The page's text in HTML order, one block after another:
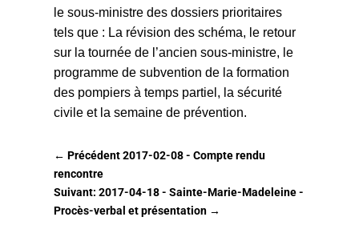
le sous-ministre des dossiers prioritaires
tels que : La révision des schéma, le retour
sur la tournée de l’ancien sous-ministre, le
programme de subvention de la formation
des pompiers à temps partiel, la sécurité
civile et la semaine de prévention.
←Précédent 2017-02-08 - Compte rendu
rencontre
Suivant: 2017-04-18 - Sainte-Marie-Madeleine -
Procès-verbal et présentation →